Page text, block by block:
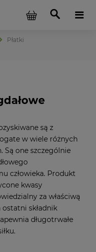
Płatki
są z
w wiele różnych
Są one szczególnie
człowieka. Produkt
kwasy
za właściwą
ostatni składnik
długotrwałe